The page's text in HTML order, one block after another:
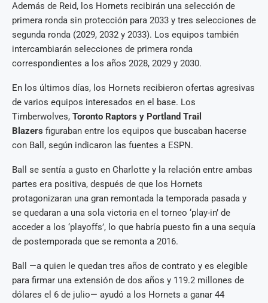
Además de Reid, los Hornets recibirán una selección de
primera ronda sin protección para 2033 y tres selecciones de
segunda ronda (2029, 2032 y 2033). Los equipos también
intercambiarán selecciones de primera ronda
correspondientes a los años 2028, 2029 y 2030.
En los últimos días, los Hornets recibieron ofertas agresivas
de varios equipos interesados en el base. Los
Timberwolves, Toronto Raptors y Portland Trail
Blazers figuraban entre los equipos que buscaban hacerse
con Ball, según indicaron las fuentes a ESPN.
Ball se sentía a gusto en Charlotte y la relación entre ambas
partes era positiva, después de que los Hornets
protagonizaran una gran remontada la temporada pasada y
se quedaran a una sola victoria en el torneo ‘play-in’ de
acceder a los ‘playoffs’, lo que habría puesto fin a una sequía
de postemporada que se remonta a 2016.
Ball —a quien le quedan tres años de contrato y es elegible
para firmar una extensión de dos años y 119.2 millones de
dólares el 6 de julio— ayudó a los Hornets a ganar 44